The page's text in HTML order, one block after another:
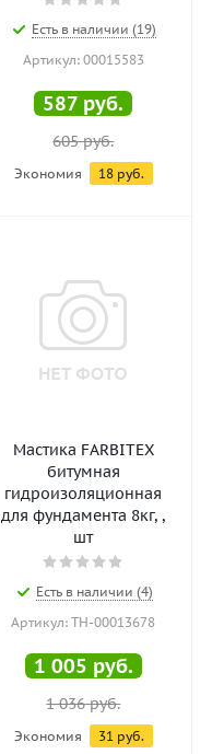
Есть в наличии (19)
Артикул: 00015583
587 руб.
605руб.
Экономия 18руб.
Мастика FARBITEX
битумная
гидроизоляционная
для фундамента 8кг, ,
шт
Есть в наличии (4)
Артикул: ТН-00013678
1 005 руб.
1 036руб.
Экономия 31 руб.